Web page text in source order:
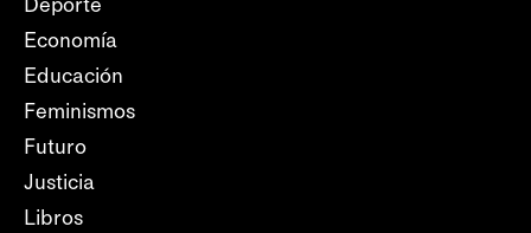
Economía
Educación
Feminismos
Futuro
Justicia
Libros